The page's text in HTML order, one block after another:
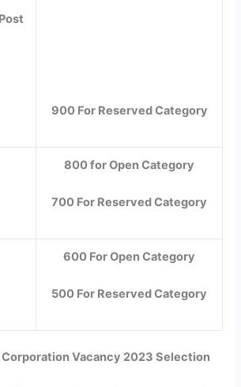
900 For Reserved Category
800 for Open Category
700 For Reserved Category
600 For Open Category
500 For Reserved Category
Vacancy 2023 Selection